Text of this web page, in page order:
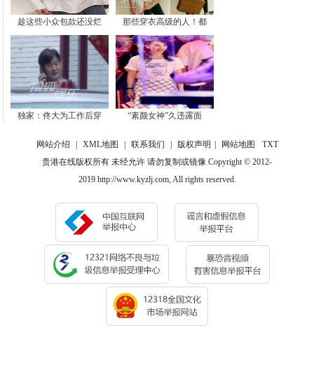
趁这些小众包款还没烂 那些穿衣高级的人！都
独家：佟大为工作后穿 “素颜女神”久违露面
网站介绍 XML地图 联系我们 版权声明 网站地图
TXT
贵港在线版权所有 未经允许 请勿复制或镜像 Copyright © 2012-
2019 http://www.kyzlj.com, All rights reserved.